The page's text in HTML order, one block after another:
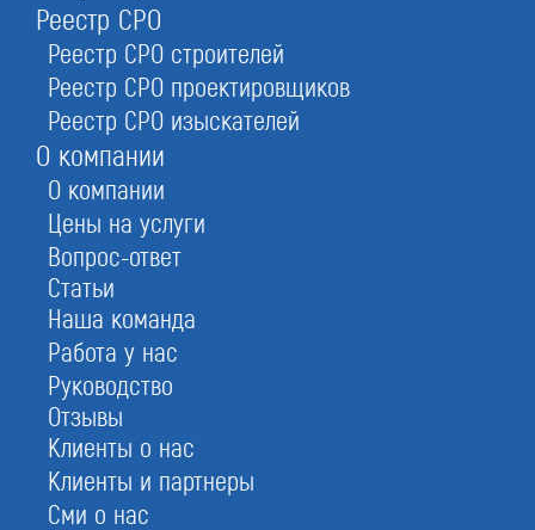
Реестр СРО
Реестр СРО строителей
Реестр СРО проектировщиков
Реестр СРО изыскателей
О компании
О компании
Цены на услуги
Вопрос-ответ
Статьи
Наша команда
Работа у нас
Руководство
Отзывы
Клиенты о нас
Клиенты и партнеры
Сми о нас
ответственностью).
«СтройЮрист» готов предложить услуги
регистрации ООО под ключ. Наши специалисты
помогут разобраться с юридическими
тонкостями, определиться с видом
деятельности, подбором наименования,
выбором системы налогообложения и
зарегистрировать ООО.
Стоимость регистрации ООО
Стандарт